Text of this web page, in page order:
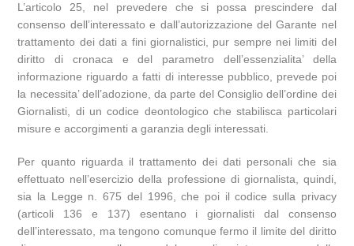
L’articolo 25, nel prevedere che si possa prescindere dal
consenso dell’interessato e dall’autorizzazione del Garante nel
trattamento dei dati a fini giornalistici, pur sempre nei limiti del
diritto di cronaca e del parametro dell’essenzialita’ della
informazione riguardo a fatti di interesse pubblico, prevede poi
la necessita’ dell’adozione, da parte del Consiglio dell’ordine dei
Giornalisti, di un codice deontologico che stabilisca particolari
misure e accorgimenti a garanzia degli interessati.
Per quanto riguarda il trattamento dei dati personali che sia
effettuato nell’esercizio della professione di giornalista, quindi,
sia la Legge n. 675 del 1996, che poi il codice sulla privacy
(articoli 136 e 137) esentano i giornalisti dal consenso
dell’interessato, ma tengono comunque fermo il limite del diritto